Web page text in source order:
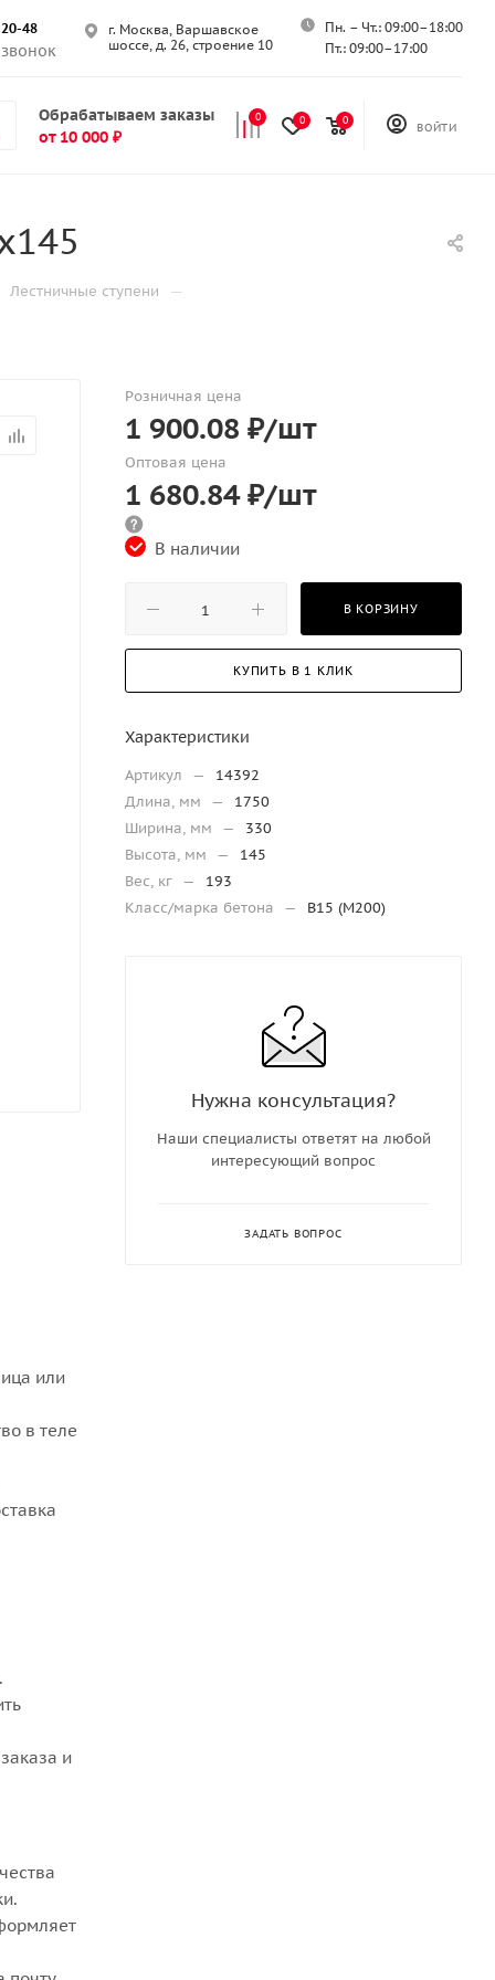
48
звонок
г. Москва, Варшавское
шоссе, д. 26, строение 10
Пн. – Чт.: 09:00–18:00
Пт.: 09:00–17:00
Обрабатываем заказы
от 10 000 ₽
0 0 0
ВОЙТИ
Лестничные ступени —
или
в теле
и
Розничная цена
1 900.08 ₽/шт
Оптовая цена
1 680.84₽/шт
В наличии
В КОРЗИНУ
КУПИТЬ В 1 КЛИК
Характеристики
Артикул —
14392
Длина, мм
—
1750
Ширина, мм
—
330
Высота, мм
—
145
Вес, кг —
193
Класс/марка бетона
— В15 (М200)
Нужна консультация?
Наши специалисты ответят на любой
интересующий вопрос
ЗАДАТЬ ВОПРОС